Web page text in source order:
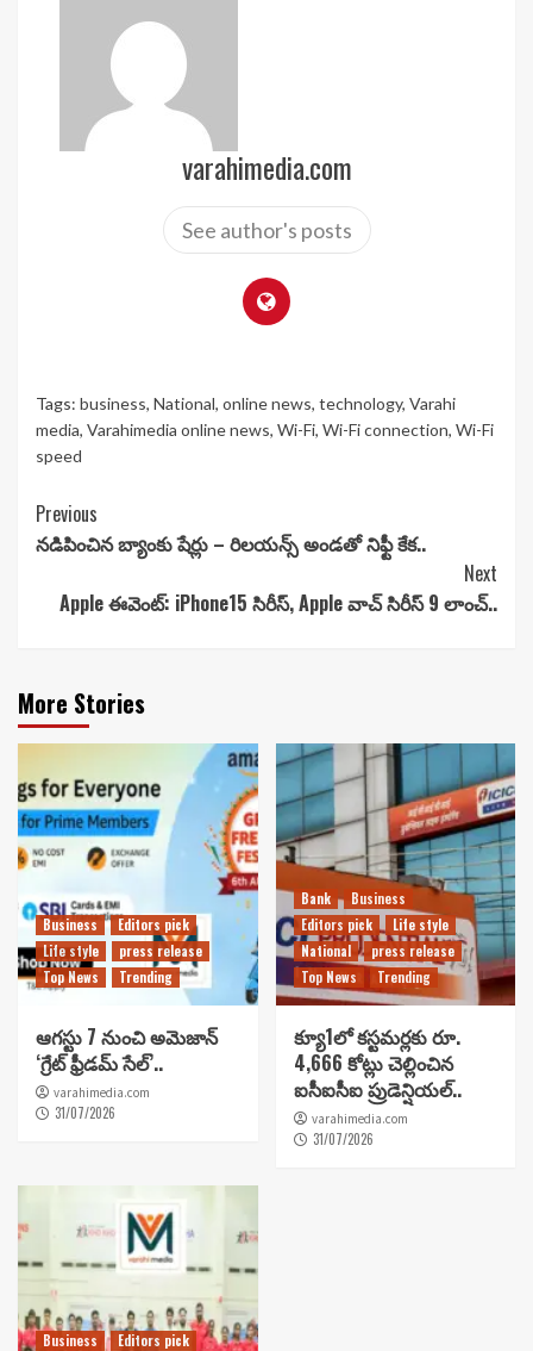
varahimedia.com
See author's posts
Tags: business, National, online news, technology, Varahi
media, Varahimedia online news, Wi-Fi, Wi-Fi connection, Wi-Fi
speed
Continue
Reading
Previous
నడిపించిన బ్యాంకు షేర్లు – రిలయన్స్‌ అండతో నిఫ్టీ కేక..
Next
Apple ఈవెంట్: iPhone15 సిరీస్, Apple వాచ్ సిరీస్ 9 లాంచ్..
More Stories
Business
Editors pick
Life style
press release
Top News
Trending
ఆగస్టు 7 నుంచి అమెజాన్
‘గ్రేట్ ఫ్రీడమ్ సేల్’..
varahimedia.com
31/07/2026
Bank
Business
Editors pick
Life style
National
press release
Top News
Trending
క్యూ1లో కస్టమర్లకు రూ.
4,666 కోట్లు చెల్లించిన
ఐసీఐసీఐ ప్రుడెన్షియల్..
varahimedia.com
31/07/2026
Business
Editors pick